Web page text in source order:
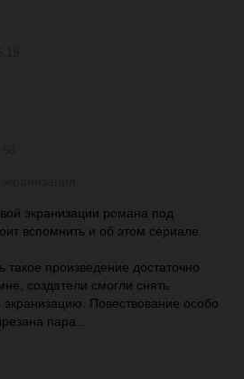
экранизации романа под
вспомнить и об этом сериале.
такое произведение достаточно
создатели смогли снять
Повествование особо
пара...